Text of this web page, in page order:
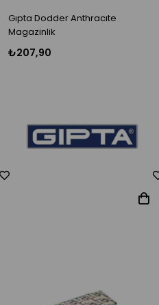
Gıpta Dodder Anthracıte
Magazinlik
₺207,90